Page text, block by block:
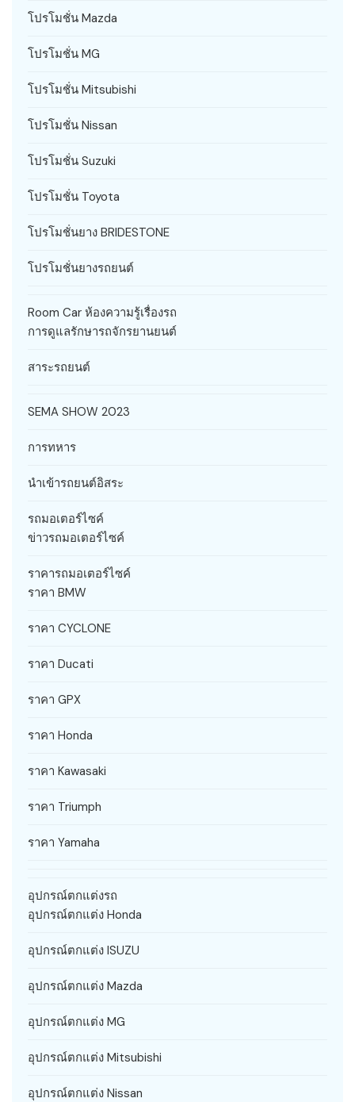
โปรโมชั่น Mazda
โปรโมชั่น MG
โปรโมชั่น Mitsubishi
โปรโมชั่น Nissan
โปรโมชั่น Suzuki
โปรโมชั่น Toyota
โปรโมชั่นยาง BRIDESTONE
โปรโมชั่นยางรถยนต์
Room Car ห้องความรู้เรื่องรถ
การดูแลรักษารถจักรยานยนต์
สาระรถยนต์
SEMA SHOW 2023
การทหาร
นำเข้ารถยนต์อิสระ
รถมอเตอร์ไซค์
ข่าวรถมอเตอร์ไซค์
ราคารถมอเตอร์ไซค์
ราคา BMW
ราคา CYCLONE
ราคา Ducati
ราคา GPX
ราคา Honda
ราคา Kawasaki
ราคา Triumph
ราคา Yamaha
อุปกรณ์ตกแต่งรถ
อุปกรณ์ตกแต่ง Honda
อุปกรณ์ตกแต่ง ISUZU
อุปกรณ์ตกแต่ง Mazda
อุปกรณ์ตกแต่ง MG
อุปกรณ์ตกแต่ง Mitsubishi
อุปกรณ์ตกแต่ง Nissan